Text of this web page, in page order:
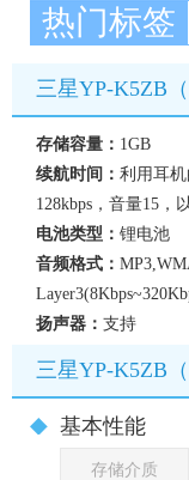
热门标签
三星YP-K5ZB
存储容量： 1GB
续航时间： 利用耳
128kbps，音量15，
电池类型： 锂电池
音频格式：
扬声器： 支持
三星YP-K5ZB
基本性能
存储介质